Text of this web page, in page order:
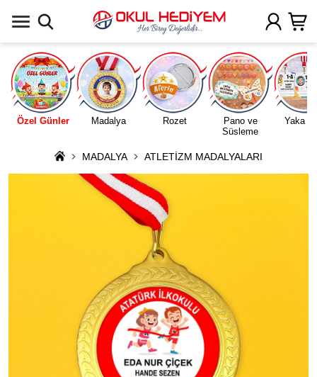
Özel Günler Madalya Rozet
Pano ve
Süsleme
Yaka
MADALYA ATLETİZM MADALYALARI
Uygulamada Aç